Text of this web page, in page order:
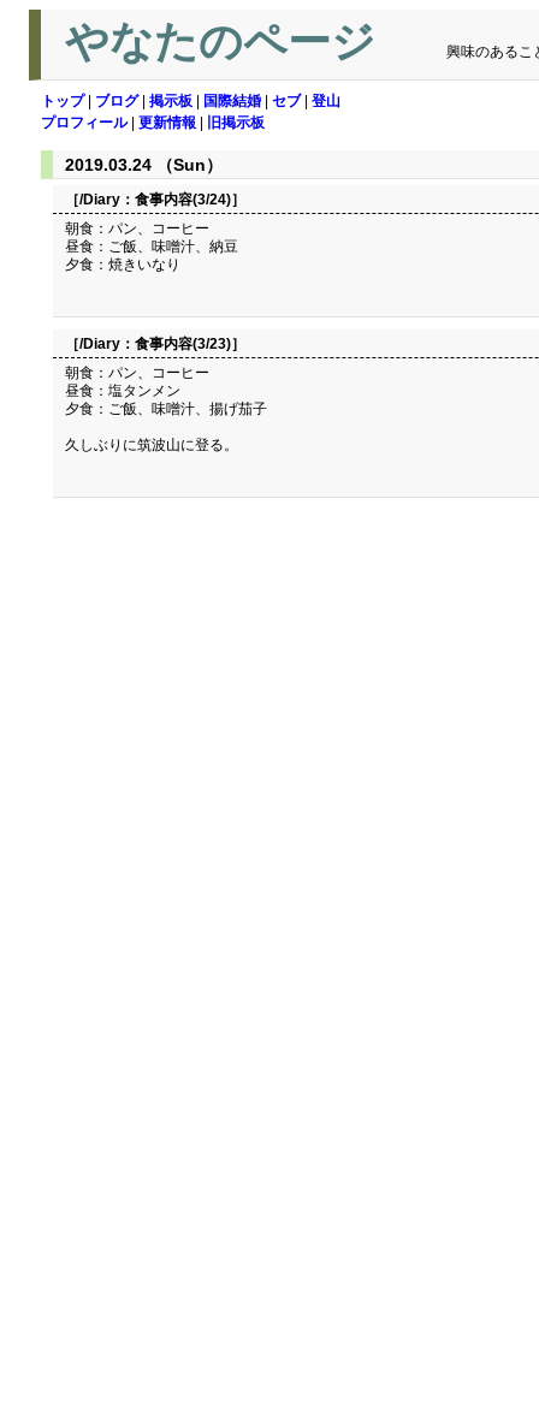
やなたのページ 興味のあるこ
トップ| ブログ| 掲示板 国際結婚 セブ| 登山
プロフィール| 更新情報 旧掲示板
2019.03.24 （Sun）
［/Diary： 食事内容(3/24)］
朝食：パン、コーヒー
昼食：ご飯、味噌汁、納豆
夕食：焼きいなり
［/Diary： 食事内容(3/23)］
朝食：パン、コーヒー
昼食：塩タンメン
夕食：ご飯、味噌汁、揚げ茄子
久しぶりに筑波山に登る。